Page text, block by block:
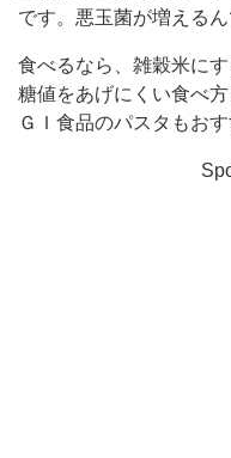
です。悪玉菌が増えるん
食べるなら、雑穀米に
糖値をあげにくい食べ
ＧＩ食品のパスタもお